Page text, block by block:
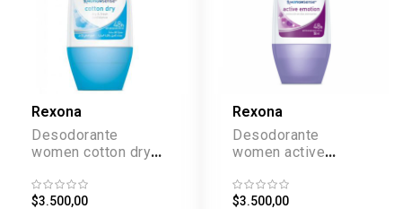
Rexona
Desodorante
women cotton dry
$3.500,00
Rexona
Desodorante
women active
ml
$3.500,00